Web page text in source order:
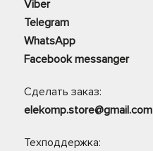
Viber
Telegram
WhatsApp
Facebook messanger
Сделать заказ:
elekomp.store@gmail.com
Техподдержка: